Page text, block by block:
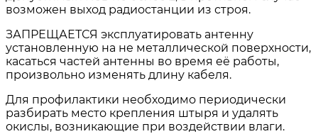
возможен выход радиостанции из строя.
ЗАПРЕЩАЕТСЯ эксплуатировать антенну
установленную на не металлической поверхности,
касаться частей антенны во время её работы,
произвольно изменять длину кабеля.
Для профилактики необходимо периодически
разбирать место крепления штыря и удалять
окислы, возникающие при воздействии влаги.